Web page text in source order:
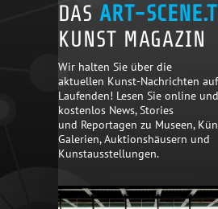
DAS ART-
KUNST MAGAZIN
Wir halten Sie über die
aktuellen Kunst-Nachrichten
Laufenden! Lesen Sie online und
kostenlos News, Stories
und Reportagen zu Museen,
Galerien, Auktionshäusern und
Kunstausstellungen.